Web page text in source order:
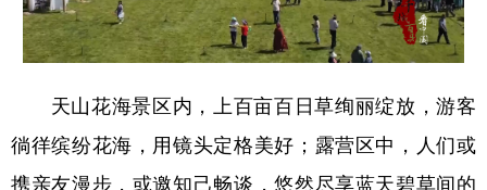
English Español Français عربى
Deutsch Português
天山花海景区内，上百亩百日草绚丽绽放，游客
徜徉缤纷花海，用镜头定格美好；露营区中，人们或
携亲友漫步，或邀知己畅谈，悠然尽享蓝天碧草间的